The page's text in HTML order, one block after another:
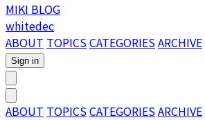
MIKI BLOG
whitedec
ABOUT TOPICSCATEGORIESARCHIVE
Sign in
ABOUT TOPICSCATEGORIESARCHIVE